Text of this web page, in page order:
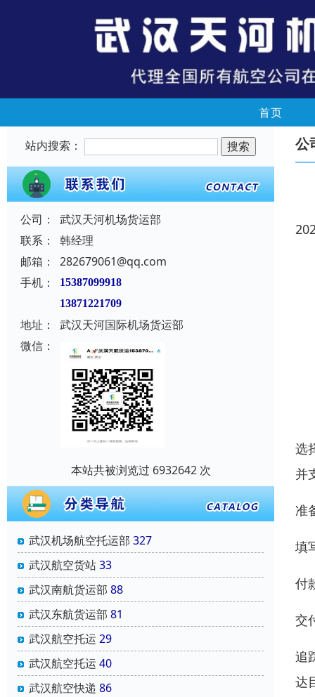
首页
站内搜索：
公司：
武汉天河机场货运部
联系：
韩经理
邮箱：
282679061@qq.com
手机：
15387099918
13871221709
地址：
武汉天河国际机场货运部
微信：
本站共被浏览过 6932642 次
武汉机场航空托运部 327
武汉航空货站33
武汉南航货运部 88
武汉东航货运部 81
武汉航空托运 29
武汉航空托运 40
武汉航空快递 86
公
选
并
准
填
付
交
追
达